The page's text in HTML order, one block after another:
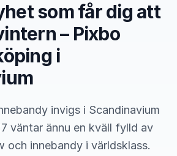
som får dig att
– Pixbo
i
invigs i Scandinavium
väntar ännu en kväll fylld av
och innebandy i världsklass.